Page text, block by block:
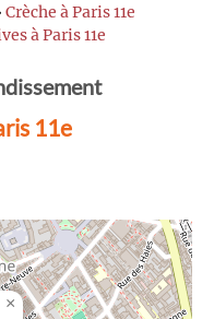
Crèche à Paris 11e
à Paris 11e
11e
×